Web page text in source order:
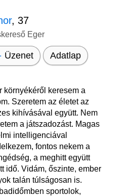
, 37
Eger
Üzenet Adatlap
környékéről keresem a
Szeretem az életet az
kihívásával együtt. Nem
a játszadozást. Magas
intelligenciával
fontos nekem a
a meghitt együtt
idő. Vidám, őszinte, ember
talán túlságosan is.
sportolok,